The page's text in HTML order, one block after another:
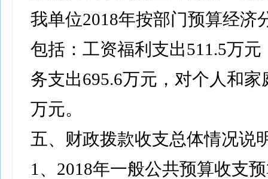
我单位2018年按部门预算经济
包括：工资福利支出511.5万元
务支出695.6万元，对个人和家
万元。
五、财政拨款收支总体情况说
1、2018年一般公共预算收支